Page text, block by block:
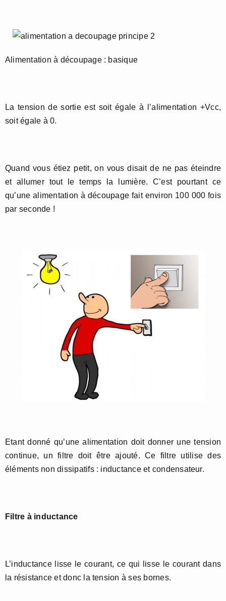
Alimentation à découpage : basique
La tension de sortie est soit égale à l’alimentation +Vcc,
soit égale à 0.
Quand vous étiez petit, on vous disait de ne pas éteindre
et allumer tout le temps la lumière. C’est pourtant ce
qu’une alimentation à découpage fait environ 100 000 fois
par seconde !
Etant donné qu’une alimentation doit donner une tension
continue, un filtre doit être ajouté. Ce filtre utilise des
éléments non dissipatifs : inductance et condensateur.
Filtre à inductance
L’inductance lisse le courant, ce qui lisse le courant dans
la résistance et donc la tension à ses bornes.